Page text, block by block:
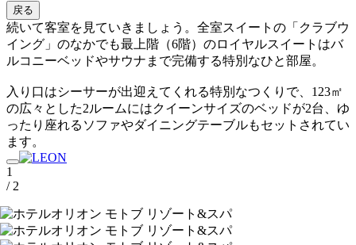
戻る
続いて客室を見ていきましょう。全室スイートの「クラブウ
イング」のなかでも最上階（6階）のロイヤルスイートはバ
ルコニーベッドやサウナまで完備する特別なひと部屋。
入り口はシーサーが出迎えてくれる特別なつくりで、123㎡
の広々とした2ルームにはクイーンサイズのベッドが2台、ゆ
ったり座れるソファやダイニングテーブルもセットされてい
ます。
1
/ 2